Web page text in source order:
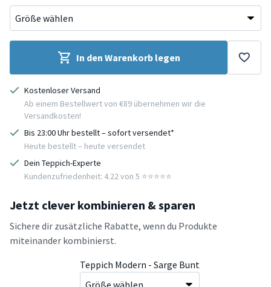
In den Warenkorb legen
Kostenloser Versand
Ab einem Bestellwert von €89 übernehmen wir die
Versandkosten!
Bis 23:00 Uhr bestellt – sofort versendet*
Heute bestellt – heute versendet
Dein Teppich-Experte
Kundenzufriedenheit: 4.22 von 5 ⭐️⭐️⭐️⭐️⭐️
Jetzt clever kombinieren & sparen
Sichere dir zusätzliche Rabatte, wenn du Produkte
miteinander kombinierst.
Teppich Modern - Sarge Bunt